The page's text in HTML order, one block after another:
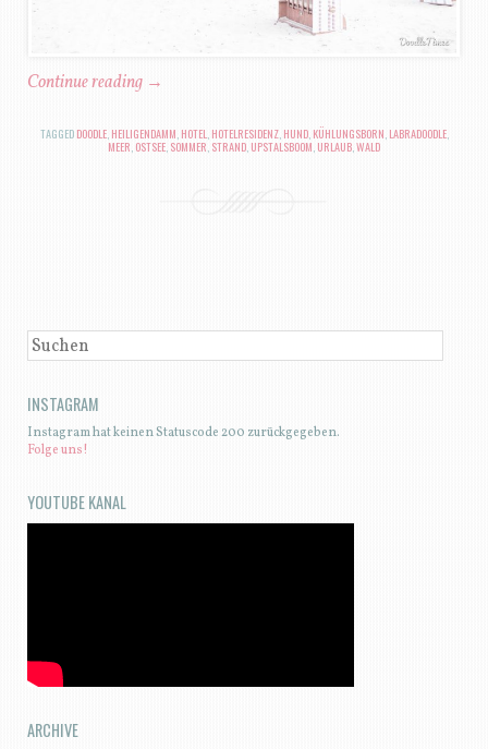
Continue reading →
TAGGED DOODLE, HEILIGENDAMM HOTEL HOTELRESIDENZ, HUND, KÜHLUNGSBORN LABRADOODLE,
MEER OSTSEE SOMMER STRAND UPSTALSBOOM URLAUB WALD
SUCHEN
INSTAGRAM
Instagram hat keinen Statuscode 200 zurückgegeben.
Folge uns!
YOUTUBE KANAL
ARCHIVE